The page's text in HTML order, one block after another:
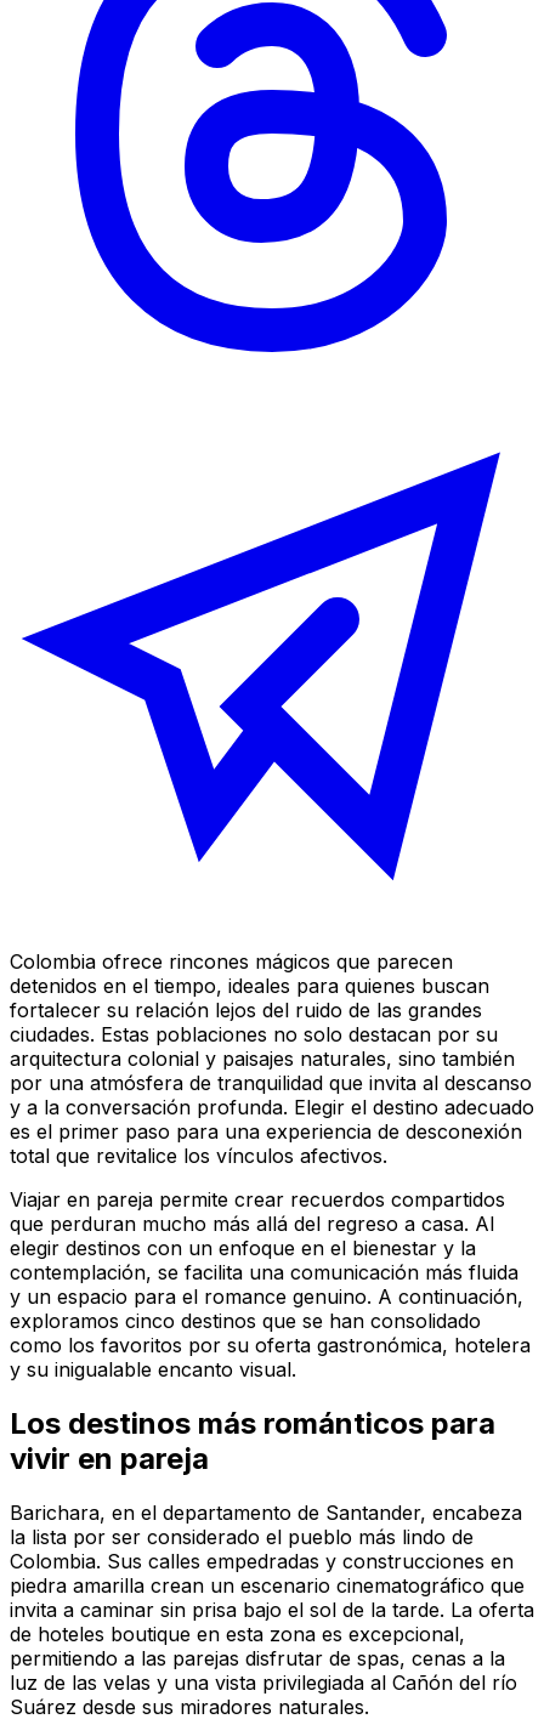
Colombia ofrece rincones mágicos que parecen
detenidos en el tiempo, ideales para quienes buscan
fortalecer su relación lejos del ruido de las grandes
ciudades. Estas poblaciones no solo destacan por su
arquitectura colonial y paisajes naturales, sino también
por una atmósfera de tranquilidad que invita al descanso
y a la conversación profunda. Elegir el destino adecuado
es el primer paso para una experiencia de desconexión
total que revitalice los vínculos afectivos.
Viajar en pareja permite crear recuerdos compartidos
que perduran mucho más allá del regreso a casa. Al
elegir destinos con un enfoque en el bienestar y la
contemplación, se facilita una comunicación más fluida
y un espacio para el romance genuino. A continuación,
exploramos cinco destinos que se han consolidado
como los favoritos por su oferta gastronómica, hotelera
y su inigualable encanto visual.
Los destinos más románticos para
vivir en pareja
Barichara, en el departamento de Santander, encabeza
la lista por ser considerado el pueblo más lindo de
Colombia. Sus calles empedradas y construcciones en
piedra amarilla crean un escenario cinematográfico que
invita a caminar sin prisa bajo el sol de la tarde. La oferta
de hoteles boutique en esta zona es excepcional,
permitiendo a las parejas disfrutar de spas, cenas a la
luz de las velas y una vista privilegiada al Cañón del río
Suárez desde sus miradores naturales.